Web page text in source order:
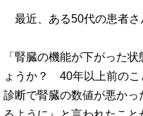
最近、ある50代の患者さ
「腎臓の機能が下がった
ょうか？ 40年以上前のこ
診断で腎臓の数値が悪か